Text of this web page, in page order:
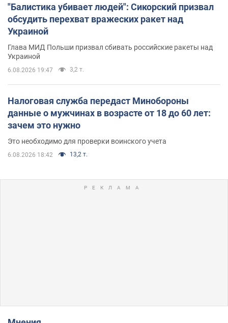
"Балистика убивает людей": Сикорский призвал
обсудить перехват вражеских ракет над
Украиной
Глава МИД Польши призвал сбивать российские ракеты над
Украиной
6.08.2026 19:47 3,2 т.
Налоговая служба передаст Минобороны
данные о мужчинах в возрасте от 18 до 60 лет:
зачем это нужно
Это необходимо для проверки воинского учета
6.08.2026 18:42 13,2 т.